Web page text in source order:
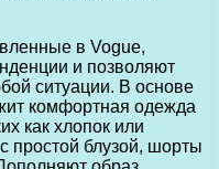
в Vogue,
и позволяют
ситуации. В основе
комфортная одежда
как хлопок или
простой блузой, шорты